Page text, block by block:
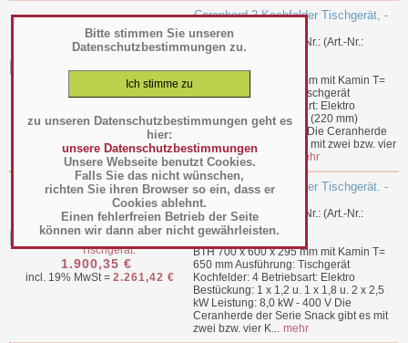
Bitte stimmen Sie unseren
Datenschutzbestimmungen zu.
zu unseren Datenschutzbestimmungen geht es
hier:
unsere Datenschutzbestimmungen
Unsere Webseite benutzt Cookies.
Falls Sie das nicht wünschen,
richten Sie ihren Browser so ein, dass er
Cookies ablehnt.
Einen fehlerfreien Betrieb der Seite
können wir dann aber nicht gewährleisten.
1.388,44 €
Ceranherd 2 Kochfelder Tischgerät, -
60_40 PVEP
Hersteller: Baron / Art.-Nr.: (Art.-Nr.:
110.20.004
BTH 400 x 600 x 295 mm mit Kamin T=
650 mm Ausführung: Tischgerät
Kochfelder: 2 Betriebsart: Elektro
Bestückung: 2 x 2,5 kW (220 mm)
Leistung: 5 kW - 400 V Die Ceranherde
der Serie Snack gibt es mit zwei bzw. vier
Kochbereichen. D...
mehr
1.900,35 €
incl. 19% MwSt = 2.261,42 €
Ceranherd 4 Kochfelder Tischgerät. -
60_60 PVE
Hersteller: Baron / Art.-Nr.: (Art.-Nr.:
110.20.005)
BTH 700 x 600 x 295 mm mit Kamin T=
650 mm Ausführung: Tischgerät
Kochfelder: 4 Betriebsart: Elektro
Bestückung: 1 x 1,2 u. 1 x 1,8 u. 2 x 2,5
kW Leistung: 8,0 kW - 400 V Die
Ceranherde der Serie Snack gibt es mit
zwei bzw. vier K... mehr